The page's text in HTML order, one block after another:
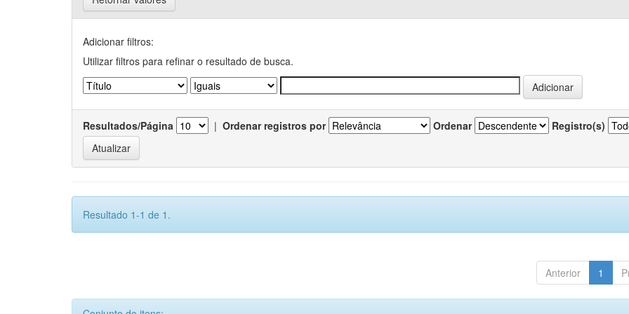
Adicionar filtros:
Utilizar filtros para refinar o resultado de busca.
Resultados/Página | Ordenar registros por Ordenar Registro(s)
Resultado 1-1 de 1.
Anterior 1